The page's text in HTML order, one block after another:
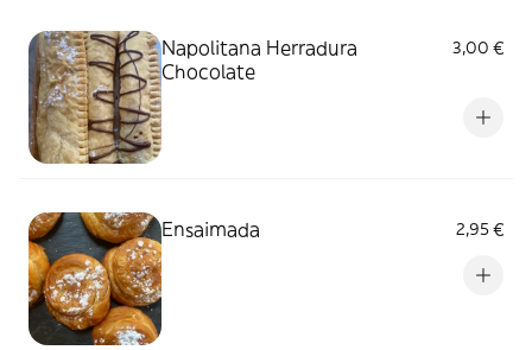
Napolitana Herradura
Chocolate
3,00 €
Ensaimada 2,95 €